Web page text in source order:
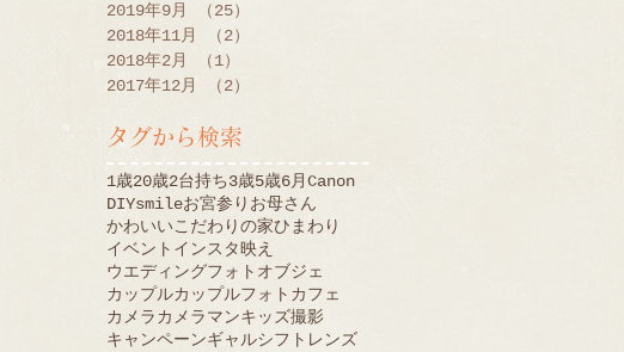
2019年9月
（25）
2018年11月
（2）
2018年2月
（1）
2017年12月
（2）
タグから検索
1歳20歳2台持ち3歳5歳6月 Canon
DIYsmileお宮参り お母さん
かわいいこだわりの家ひまわり
イベント インスタ映え
ウエディングフォト オブジェ
カップルカップルフォト カフェ
カメラカメラマンキッズ撮影
キャンペーンギャルシフトレンズ